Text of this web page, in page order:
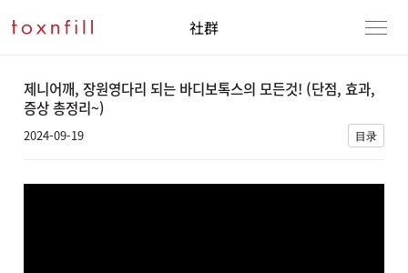
社群
제니어깨, 장원영다리 되는 바디보톡스의 모든것! (단점, 효과,
증상 총정리~)
2024-09-19 目录